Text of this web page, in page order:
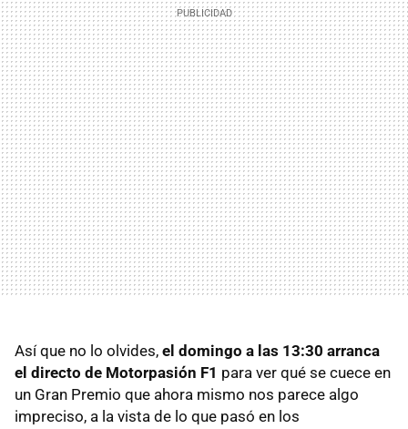
Así que no lo olvides, el domingo a las 13:30 arranca
el directo de Motorpasión F1 para ver qué se cuece en
un Gran Premio que ahora mismo nos parece algo
impreciso, a la vista de lo que pasó en los